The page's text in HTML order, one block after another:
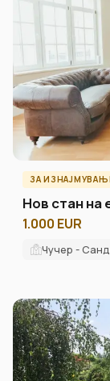
ЗА
Нов стан на
1.000 EUR
Чучер -